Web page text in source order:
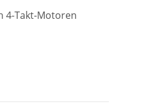
4-Takt-Motoren